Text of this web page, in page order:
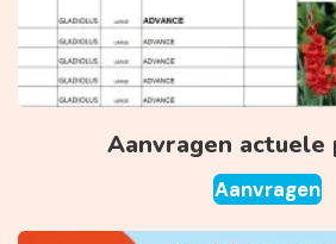
Aanvragen
Aanvragen